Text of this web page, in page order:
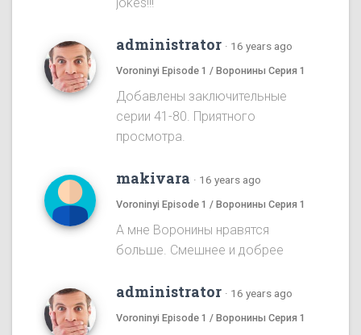
jokes!!!
administrator · 16 years ago
Voroninyi Episode 1 / Воронины Серия 1
Добавлены заключительные
серии 41-80. Приятного
просмотра.
makivara · 16 years ago
Voroninyi Episode 1 / Воронины Серия 1
А мне Воронины нравятся
больше. Смешнее и добрее
administrator · 16 years ago
Voroninyi Episode 1 / Воронины Серия 1